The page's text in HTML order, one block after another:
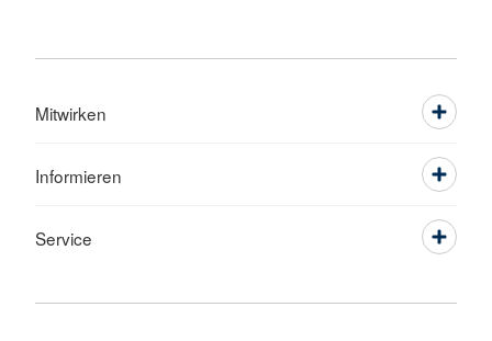
Mitwirken
Informieren
Service